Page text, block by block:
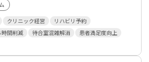
クリニック経営
リハビリ予約
時間削減 待合室混雑解消
患者満足度向上